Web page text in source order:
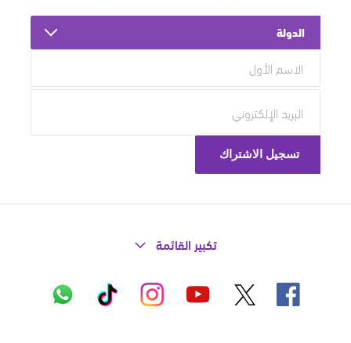
الدولة
تكبير القائمة
فيسبوك يوتيوب إنستاغرام تيك
توك
واتساب